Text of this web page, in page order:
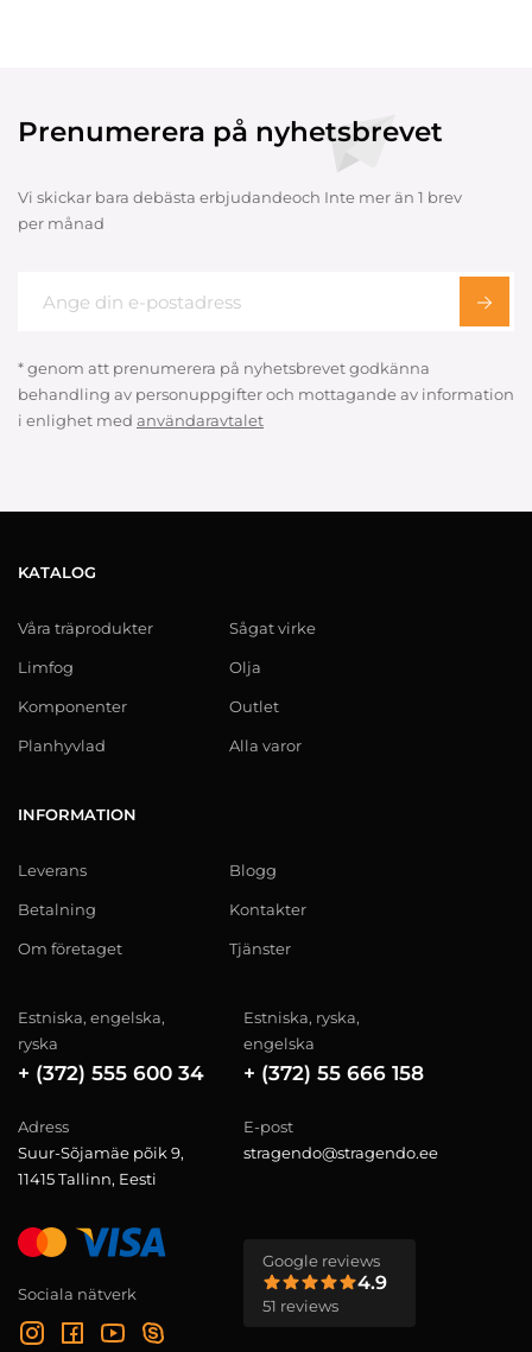
Prenumerera på nyhetsbrevet
Vi skickar bara debästa erbjudandeoch Inte mer än 1 brev
per månad
* genom att prenumerera på nyhetsbrevet godkänna
behandling av personuppgifter och mottagande av information
i enlighet med användaravtalet
KATALOG
Våra träprodukter
Limfog
Komponenter
Planhyvlad
Sågat virke
Olja
Outlet
Alla varor
INFORMATION
Leverans
Betalning
Om företaget
Blogg
Kontakter
Tjänster
Estniska, engelska,
ryska
+ (372) 555 600 34
Estniska, ryska,
engelska
+ (372) 55 666 158
Adress
Suur-Sõjamäe põik 9,
11415 Tallinn, Eesti
E-post
stragendo@stragendo.ee
Sociala nätverk
Google reviews
4.9
51 reviews